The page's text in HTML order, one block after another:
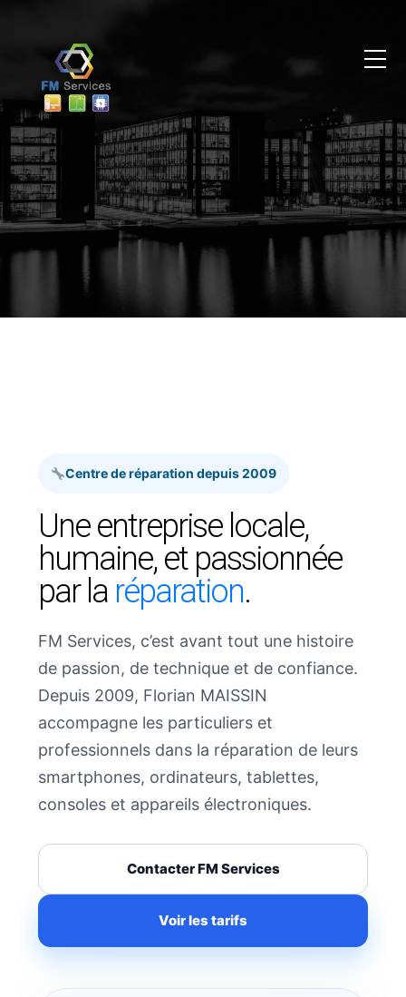
Centre de réparation depuis 2009
Une entreprise locale,
humaine, et passionnée
par la réparation.
FM Services, c’est avant tout une histoire
de passion, de technique et de confiance.
Depuis 2009, Florian MAISSIN
accompagne les particuliers et
professionnels dans la réparation de leurs
smartphones, ordinateurs, tablettes,
consoles et appareils électroniques.
Voir les tarifs
Contacter FM Services